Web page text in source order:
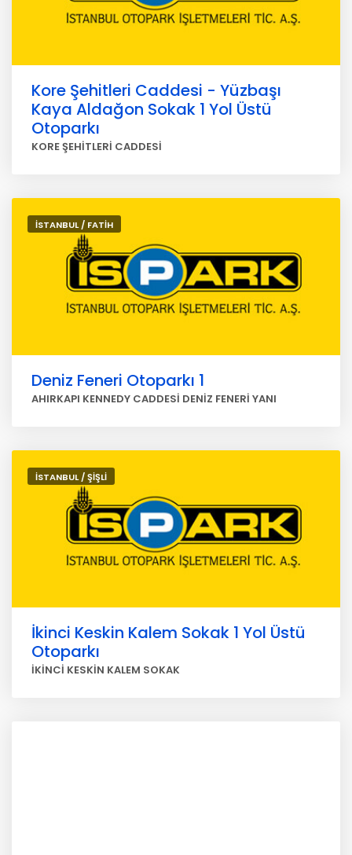
Kore Şehitleri Caddesi - Yüzbaşı
Kaya Aldağon Sokak 1 Yol Üstü
Otoparkı
KORE ŞEHİTLERİ CADDESİ
İSTANBUL / FATİH
Deniz Feneri Otoparkı 1
AHIRKAPI KENNEDY CADDESİ DENİZ FENERİ YANI
İSTANBUL / ŞİŞLİ
İkinci Keskin Kalem Sokak 1 Yol Üstü
Otoparkı
İKİNCİ KESKİN KALEM SOKAK